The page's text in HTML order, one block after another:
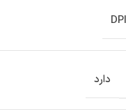
دارد